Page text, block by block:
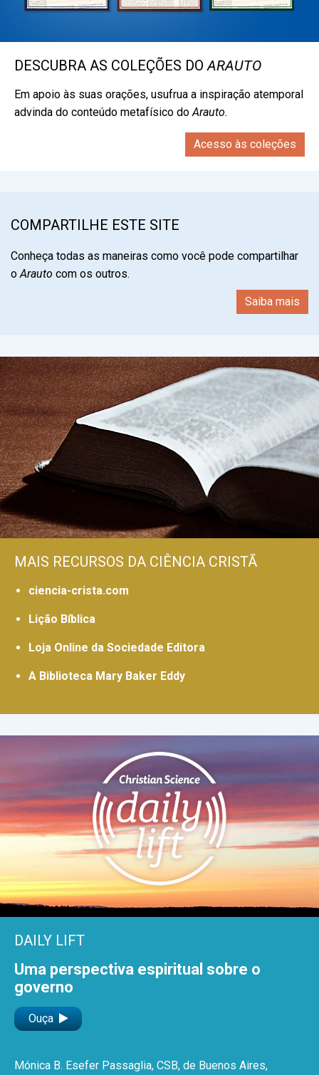
DESCUBRA AS COLEÇÕES DOARAUTO
Em apoio às suas orações, usufrua a inspiração atemporal
advinda do conteúdo metafísico doArauto.
Acesso às coleções
COMPARTILHE ESTE SITE
Conheça todas as maneiras como você pode compartilhar
oArauto com os outros.
Saiba mais
MAIS RECURSOS DA CIÊNCIA CRISTÃ
ciencia-crista.com
Lição Bíblica
Loja Online da Sociedade Editora
A Biblioteca Mary Baker Eddy
DAILY LIFT
Uma perspectiva espiritual sobre o
governo
Ouça
Mónica B. Esefer Passaglia, CSB, de Buenos Aires,